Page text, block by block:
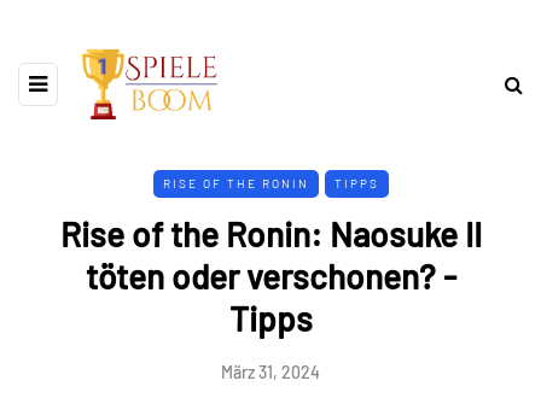
RISE OF THE RONIN TIPPS
Rise of the Ronin: Naosuke II
töten oder verschonen? -
Tipps
März 31, 2024